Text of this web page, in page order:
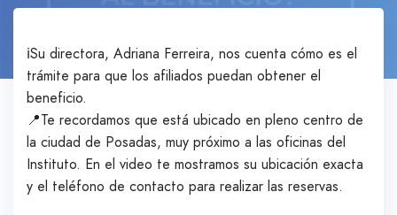
ℹ️Su directora, Adriana Ferreira, nos cuenta cómo es el
trámite para que los afiliados puedan obtener el
beneficio.
📍Te recordamos que está ubicado en pleno centro de
la ciudad de Posadas, muy próximo a las oficinas del
Instituto. En el video te mostramos su ubicación exacta
y el teléfono de contacto para realizar las reservas.